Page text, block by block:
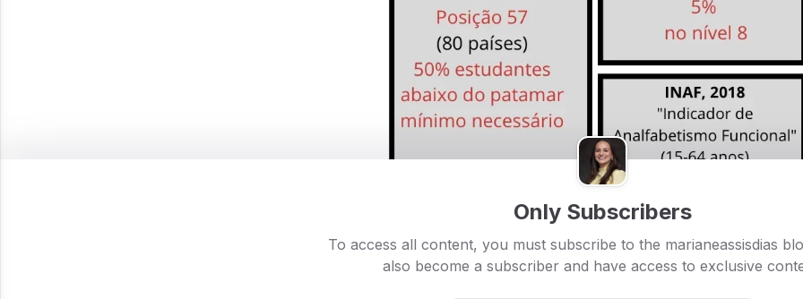
Only Subscribers
To access all content, you must subscribe to the marianeassisdias
also become a subscriber and have access to exclusive